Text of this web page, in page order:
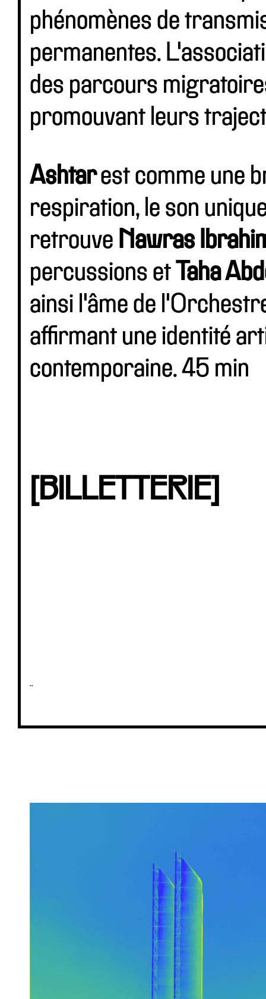
phénomènes de
permanentes.
des parcours
promouvant leurs
Ashtarest comme une
respiration, le son
retrouve Nawras
percussions et
Taha
ainsi l'âme de
affirmant une identité
contemporaine. 45 min
[BILLETTERIE]
..